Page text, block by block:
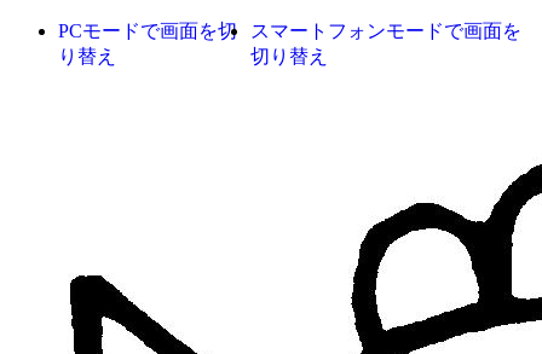
PCモードで画面を切
り替え
スマートフォンモードで画面を
切り替え